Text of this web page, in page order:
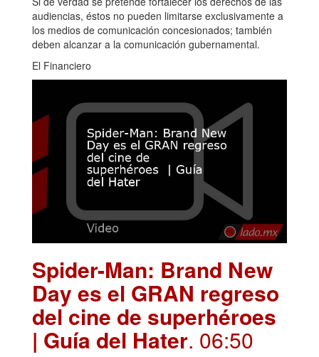
audiencias, éstos no pueden limitarse exclusivamente a
los medios de comunicación concesionados; también
deben alcanzar a la comunicación gubernamental.
El Financiero
Spider-Man: Brand New
Day es el GRAN regreso
del cine de superhéroes
| Guía del Hater. 06:50